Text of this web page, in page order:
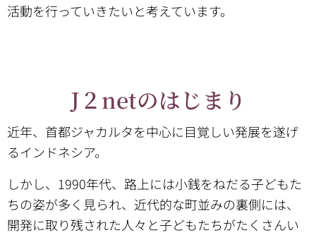
活動を行っていきたいと考えています。
J２netのはじまり
近年、首都ジャカルタを中心に目覚しい発展を遂げ
るインドネシア。
しかし、1990年代、路上には小銭をねだる子どもた
ちの姿が多く見られ、近代的な町並みの裏側には、
開発に取り残された人々と子どもたちがたくさんい